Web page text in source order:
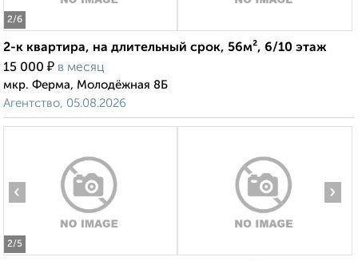
2/6
2-к квартира, на длительный срок, 56м², 6/10 этаж
15 000 ₽ в месяц
мкр. Ферма, Молодёжная 8Б
Агентство, 05.08.2026
2/5
‹ ›